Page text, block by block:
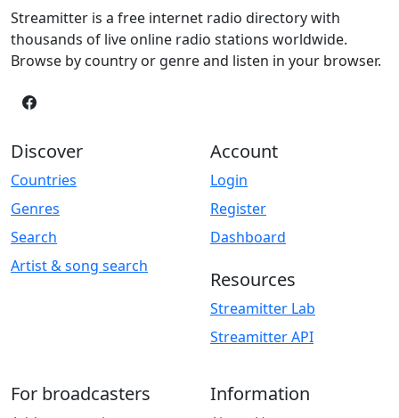
Streamitter is a free internet radio directory with
thousands of live online radio stations worldwide.
Browse by country or genre and listen in your browser.
Discover
Countries
Genres
Search
Artist & song search
Account
Login
Register
Dashboard
Resources
Streamitter Lab
Streamitter API
For broadcasters Information